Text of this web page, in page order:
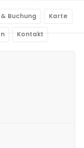
Buchung Karte
Kontakt